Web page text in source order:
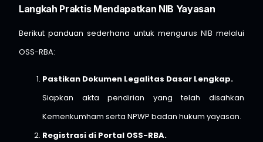
Langkah Praktis Mendapatkan NIB Yayasan
Berikut panduan sederhana untuk mengurus NIB melalui
OSS-RBA:
Pastikan Dokumen Legalitas Dasar Lengkap.
Siapkan akta pendirian yang telah disahkan
Kemenkumham serta NPWP badan hukum yayasan.
Registrasi di Portal OSS-RBA.